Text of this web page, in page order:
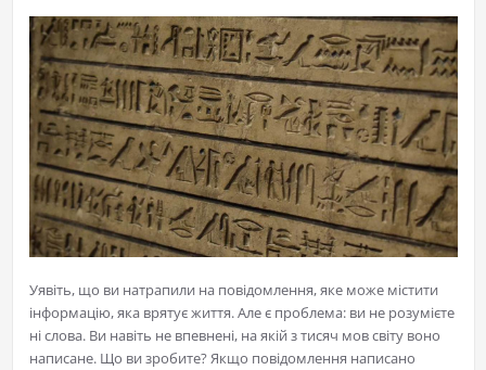
Уявіть, що ви натрапили на повідомлення, яке може містити
інформацію, яка врятує життя. Але є проблема: ви не розумієте
ні слова. Ви навіть не впевнені, на якій з тисяч мов світу воно
написане. Що ви зробите? Якщо повідомлення написано